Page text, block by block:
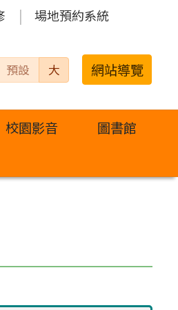
場地預約系統
預設 大 網站導覽
校園影音 圖書館